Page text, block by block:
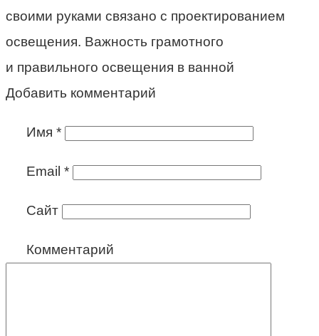
своими руками связано с проектированием
освещения. Важность грамотного
и правильного освещения в ванной
Добавить комментарий
Имя *
Email *
Сайт
Комментарий